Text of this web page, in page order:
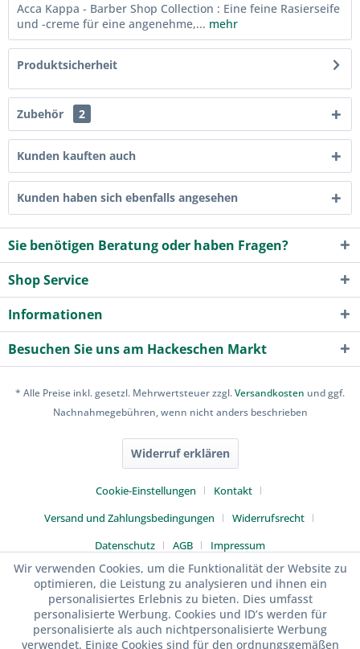
Acca Kappa - Barber Shop Collection : Eine feine Rasierseife
und -creme für eine angenehme,... mehr
Produktsicherheit
Zubehör 2
Kunden kauften auch
Kunden haben sich ebenfalls angesehen
Sie benötigen Beratung oder haben Fragen?
Shop Service
Informationen
Besuchen Sie uns am Hackeschen Markt
* Alle Preise inkl. gesetzl. Mehrwertsteuer zzgl.Versandkosten und ggf.
Nachnahmegebühren, wenn nicht anders beschrieben
Widerruf erklären
Cookie-Einstellungen
Kontakt
Versand und Zahlungsbedingungen
Widerrufsrecht
Datenschutz
AGB Impressum
Wir verwenden Cookies, um die Funktionalität der Website zu
optimieren, die Leistung zu analysieren und ihnen ein
personalisiertes Erlebnis zu bieten. Dies umfasst
personalisierte Werbung. Cookies und ID’s werden für
personalisierte als auch nichtpersonalisierte Werbung
verwendet. Einige Cookies sind für den ordnungsgemäßen